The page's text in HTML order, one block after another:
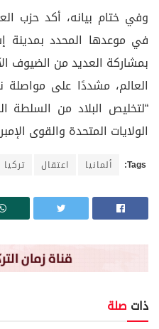
وفي ختام بيانه، أكد حزب
في موعدها المحدد
بمشاركة العديد من الضيوف
العالم، مشددًا على
“لتخليص البلاد من السلطة
الولايات المتحدة والقوى
Tags: ألمانيا اعتقال تركيا
ذات صلة